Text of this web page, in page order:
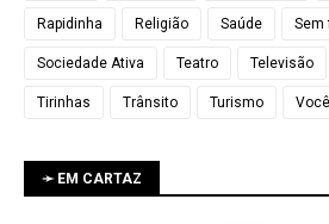
Rapidinha Religião Saúde Sem
Sociedade Ativa Teatro Televisão
Tirinhas Trânsito Turismo
➛ EM CARTAZ